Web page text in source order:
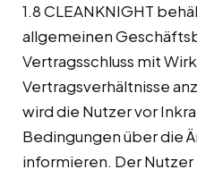
1.8 CLEANKNIGHT
allgemeinen
Vertragsschluss mit
Vertragsverhältnisse
wird die Nutzer vor
Bedingungen über die
informieren. Der